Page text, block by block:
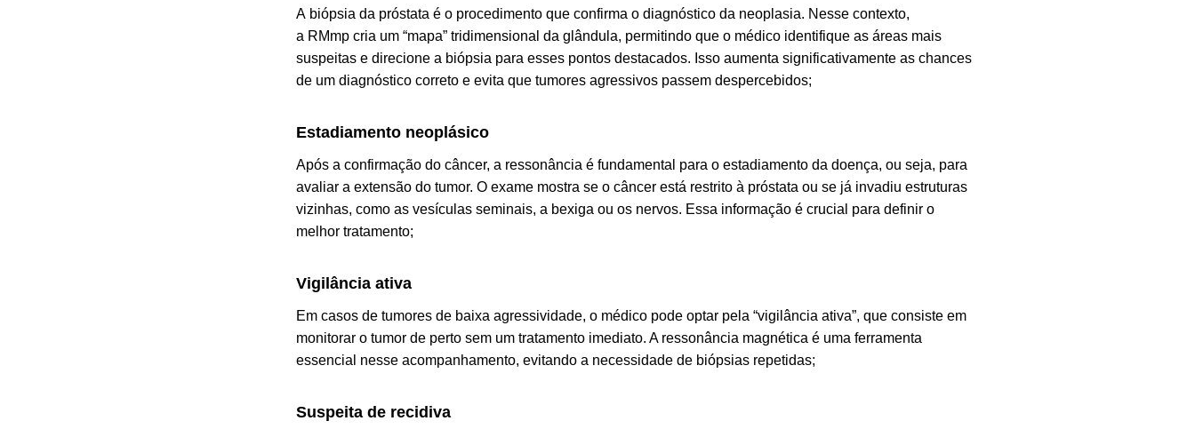
A biópsia da próstata é o procedimento que confirma o diagnóstico da neoplasia. Nesse contexto,
a RMmp cria um “mapa” tridimensional da glândula, permitindo que o médico identifique as áreas mais
suspeitas e direcione a biópsia para esses pontos destacados. Isso aumenta significativamente as chances
de um diagnóstico correto e evita que tumores agressivos passem despercebidos;
Estadiamento neoplásico
Após a confirmação do câncer, a ressonância é fundamental para o estadiamento da doença, ou seja, para
avaliar a extensão do tumor. O exame mostra se o câncer está restrito à próstata ou se já invadiu estruturas
vizinhas, como as vesículas seminais, a bexiga ou os nervos. Essa informação é crucial para definir o
melhor tratamento;
Vigilância ativa
Em casos de tumores de baixa agressividade, o médico pode optar pela “vigilância ativa”, que consiste em
monitorar o tumor de perto sem um tratamento imediato. A ressonância magnética é uma ferramenta
essencial nesse acompanhamento, evitando a necessidade de biópsias repetidas;
Suspeita de recidiva